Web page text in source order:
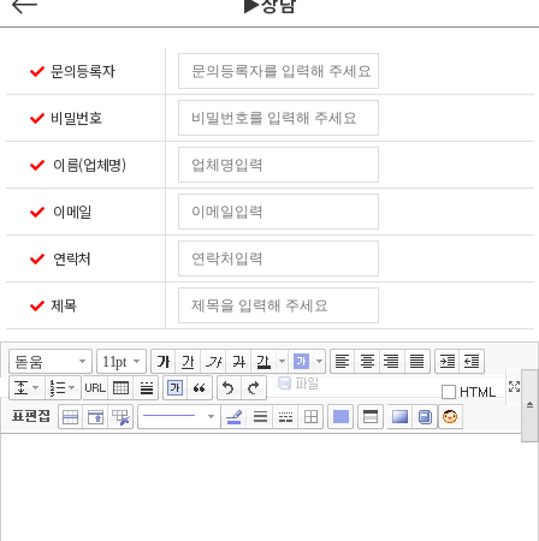
문의등록자
비밀번호
이름(업체명)
이메일
연락처
제목
돋움 11pt